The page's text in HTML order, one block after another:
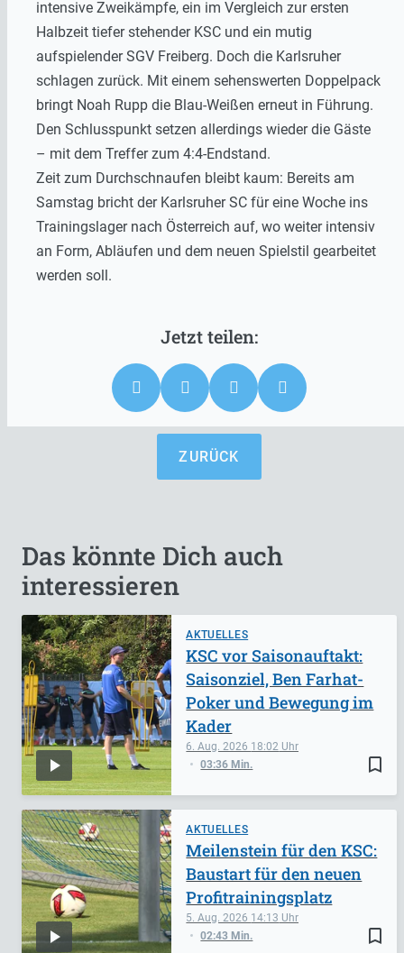
intensive Zweikämpfe, ein im Vergleich zur ersten
Halbzeit tiefer stehender KSC und ein mutig
aufspielender SGV Freiberg. Doch die Karlsruher
schlagen zurück. Mit einem sehenswerten Doppelpack
bringt Noah Rupp die Blau-Weißen erneut in Führung.
Den Schlusspunkt setzen allerdings wieder die Gäste
– mit dem Treffer zum 4:4-Endstand.
Zeit zum Durchschnaufen bleibt kaum: Bereits am
Samstag bricht der Karlsruher SC für eine Woche ins
Trainingslager nach Österreich auf, wo weiter intensiv
an Form, Abläufen und dem neuen Spielstil gearbeitet
werden soll.
ZURÜCK
Das könnte Dich auch
interessieren
AKTUELLES
bookmark_border
6. Aug. 2026 18:02
03:36 Min.
KSC vor Saisonauftakt:
Saisonziel, Ben Farhat-
Poker und Bewegung im
Kader
AKTUELLES
bookmark_border
5. Aug. 2026 14:13
02:43 Min.
Meilenstein für den KSC:
Baustart für den neuen
Profitrainingsplatz